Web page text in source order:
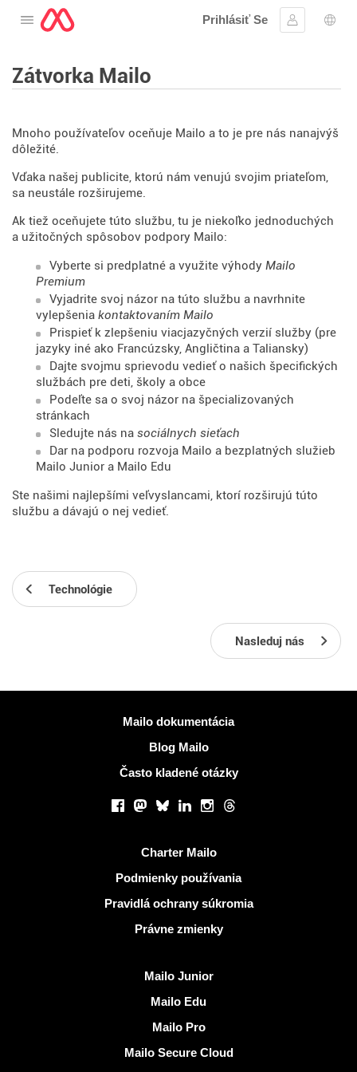
Otvorte menu
Prihlásiť Se
Prihlásiť sa
Zátvorka Mailo
Mnoho používateľov oceňuje Mailo a to je pre nás nanajvýš
dôležité.
Vďaka našej publicite, ktorú nám venujú svojim priateľom,
sa neustále rozširujeme.
Ak tiež oceňujete túto službu, tu je niekoľko jednoduchých
a užitočných spôsobov podpory Mailo:
Vyberte si predplatné a využite výhody Mailo
Premium
Vyjadrite svoj názor na túto službu a navrhnite
vylepšenia kontaktovaním Mailo
Prispieť k zlepšeniu viacjazyčných verzií služby (pre
jazyky iné ako Francúzsky, Angličtina a Taliansky)
Dajte svojmu sprievodu vedieť o našich špecifických
službách pre deti, školy a obce
Podeľte sa o svoj názor na špecializovaných
stránkach
Sledujte nás na sociálnych sieťach
Dar na podporu rozvoja Mailo a bezplatných služieb
Mailo Junior a Mailo Edu
Ste našimi najlepšími veľvyslancami, ktorí rozširujú túto
službu a dávajú o nej vedieť.
Technológie
Nasleduj nás
Mailo dokumentácia
Blog Mailo
Často kladené otázky
Facebook
Mastodon
BlueskyLinkedInInstagram
Threads
Charter Mailo
Podmienky používania
Pravidlá ochrany súkromia
Právne zmienky
Mailo Junior
Mailo Edu
Mailo Pro
Mailo Secure Cloud